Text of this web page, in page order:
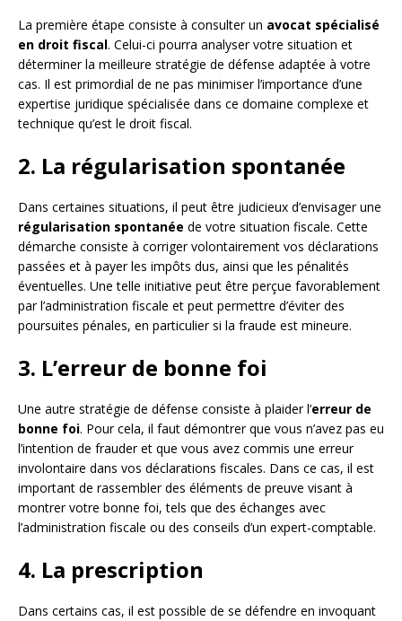
La première étape consiste à consulter un avocat spécialisé
en droit fiscal. Celui-ci pourra analyser votre situation et
déterminer la meilleure stratégie de défense adaptée à votre
cas. Il est primordial de ne pas minimiser l’importance d’une
expertise juridique spécialisée dans ce domaine complexe et
technique qu’est le droit fiscal.
2. La régularisation spontanée
Dans certaines situations, il peut être judicieux d’envisager une
régularisation spontanée de votre situation fiscale. Cette
démarche consiste à corriger volontairement vos déclarations
passées et à payer les impôts dus, ainsi que les pénalités
éventuelles. Une telle initiative peut être perçue favorablement
par l’administration fiscale et peut permettre d’éviter des
poursuites pénales, en particulier si la fraude est mineure.
3. L’erreur de bonne foi
Une autre stratégie de défense consiste à plaider l’erreur de
bonne foi. Pour cela, il faut démontrer que vous n’avez pas eu
l’intention de frauder et que vous avez commis une erreur
involontaire dans vos déclarations fiscales. Dans ce cas, il est
important de rassembler des éléments de preuve visant à
montrer votre bonne foi, tels que des échanges avec
l’administration fiscale ou des conseils d’un expert-comptable.
4. La prescription
Dans certains cas, il est possible de se défendre en invoquant